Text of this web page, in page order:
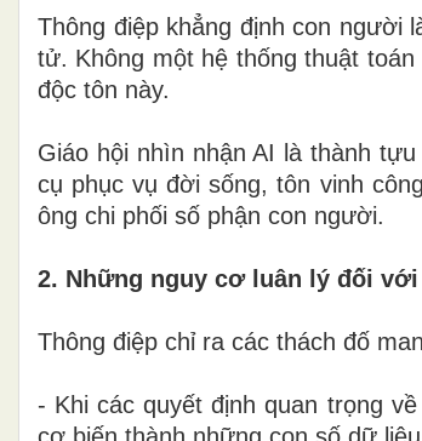
Thông điệp khẳng định con người
tử. Không một hệ thống thuật
độc tôn này.
Giáo hội nhìn nhận AI là thành
cụ phục vụ đời sống, tôn vinh
ông chi phối số phận con người.
2. Những nguy cơ luân lý đối
Thông điệp chỉ ra các thách đố
- Khi các quyết định quan trọng
cơ biến thành những con số dữ